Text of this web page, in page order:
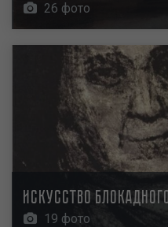
26 фото
Искусство
19 фото